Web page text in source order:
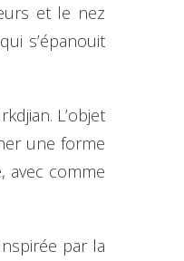
et le nez
s’épanouit
L’objet
une forme
avec comme
par la